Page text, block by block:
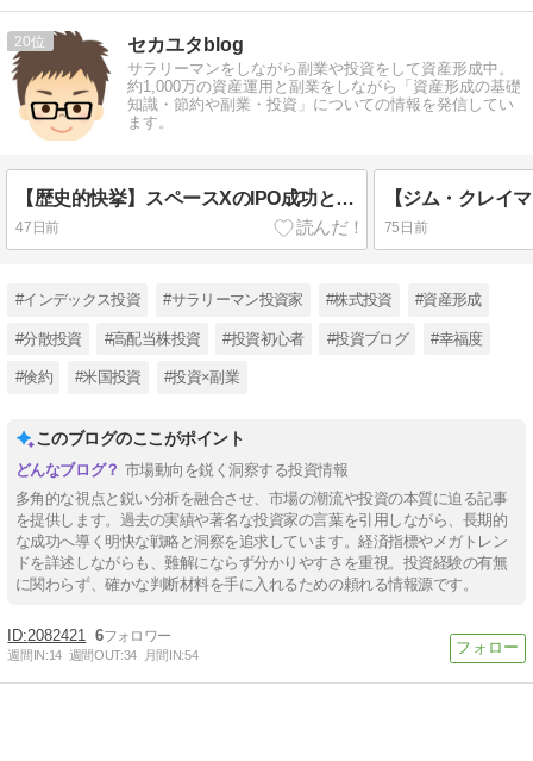
20 セカユタblog
サラリーマンをしながら副業や投資をして資産形成中。
約1,000万の資産運用と副業をしながら「資産形成の基礎
知識・節約や副業・投資」についての情報を発信してい
ます。
【歴史的快挙】スペースXのIPO成功と投資家が直面するコモディティ化の罠
47日前 75日前
#インデックス投資 #サラリーマン投資家 #株式投資 #資産形成
#分散投資 #高配当株投資 #投資初心者 #投資ブログ #幸福度
#倹約 #米国投資 #投資×副業
このブログのここがポイント
市場動向を鋭く洞察する投資情報
多角的な視点と鋭い分析を融合させ、市場の潮流や投資の本質に迫る記事
を提供します。過去の実績や著名な投資家の言葉を引用しながら、長期的
な成功へ導く明快な戦略と洞察を追求しています。経済指標やメガトレン
ドを詳述しながらも、難解にならず分かりやすさを重視。投資経験の有無
に関わらず、確かな判断材料を手に入れるための頼れる情報源です。
2082421 6
週間IN:14 週間OUT:34 月間IN:54